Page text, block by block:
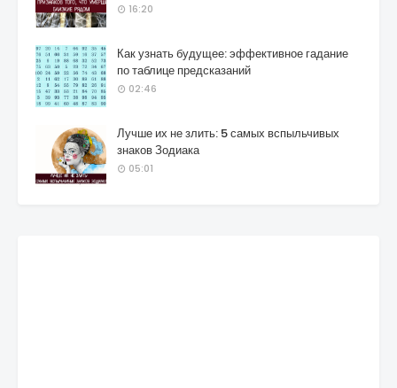
16:20
Как узнать будущее: эффективное гадание
по таблице предсказаний
02:46
Лучше их не злить: 5 самых вспыльчивых
знаков Зодиака
05:01